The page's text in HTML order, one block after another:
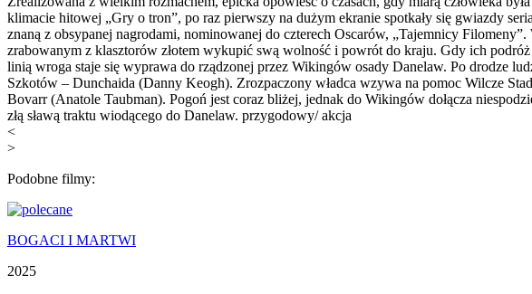
klimacie hitowej „Gry o tron”, po raz pierwszy na dużym ekranie spotkały się gwiazdy
znaną z obsypanej nagrodami, nominowanej do czterech Oscarów, „Tajemnicy
zrabowanym z klasztorów złotem wykupić swą wolność i powrót do kraju. Gdy ich
linią wroga staje się wyprawa do rządzonej przez Wikingów osady Danelaw. Po drodze
Szkotów – Dunchaida (Danny Keogh). Zrozpaczony władca wzywa na pomoc Wilcze
Bovarr (Anatole Taubman). Pogoń jest coraz bliżej, jednak do Wikingów dołącza
złą sławą traktu wiodącego do Danelaw. przygodowy/ akcja
<
>
Podobne filmy:
BOGACI I MARTWI
2025